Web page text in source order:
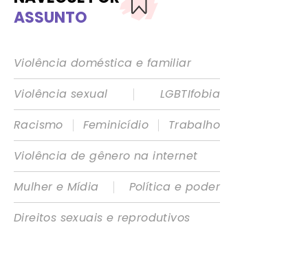
ASSUNTO
Violência doméstica e familiar
Violência sexual
|
LGBTIfobia
Racismo
| Feminicídio |
Trabalho
Violência de gênero na internet
Mulher e Mídia
|
Política e poder
Direitos sexuais e reprodutivos